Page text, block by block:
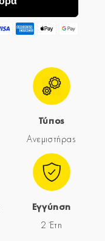
Τύπος
Ανεμιστήρας
Εγγύηση
2 Έτη